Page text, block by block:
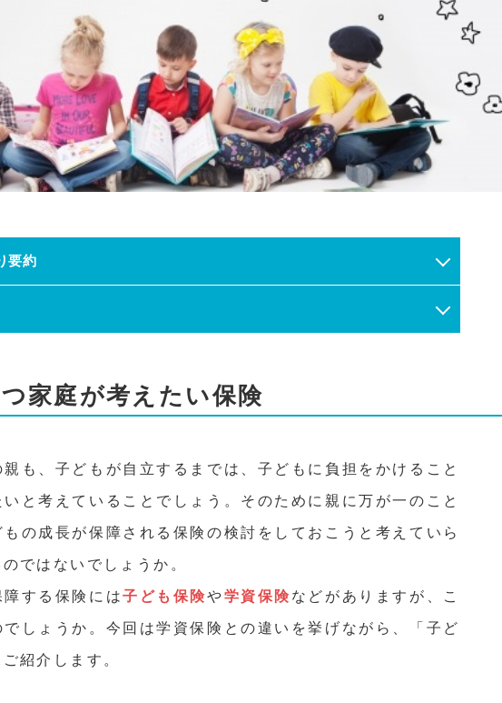
要約
家庭が考えたい保険
も、子どもが自立するまでは、子どもに負担をかけること
と考えていることでしょう。そのために親に万が一のこと
の成長が保障される保険の検討をしておこうと考えていら
ではないでしょうか。
する保険には子ども保険や学資保険などがありますが、こ
しょうか。今回は学資保険との違いを挙げながら、「子ど
紹介します。